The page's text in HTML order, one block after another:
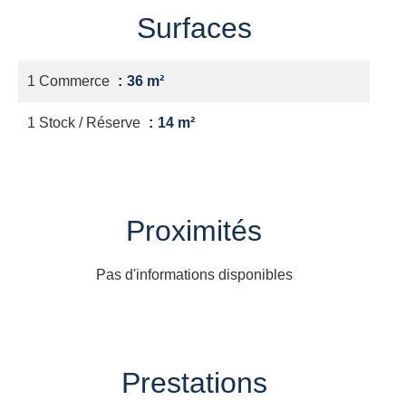
Surfaces
1 Commerce 36 m²
1 Stock / Réserve 14 m²
Proximités
Pas d'informations disponibles
Prestations